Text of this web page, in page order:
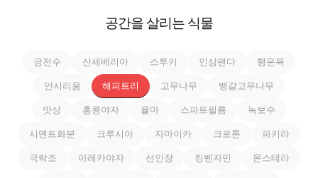
공간을 살리는 식물
금전수 산세베리아 스투키 인삼팬다 행운목
안시리움 해피트리 고무나무 뱅갈고무나무
맛상 홍콩야자 율마 스파트필름 녹보수
시멘트화분 크루시아 자마이카 크로톤 파키라
극락조 아레카야자 선인장 킹벤자민 몬스테라